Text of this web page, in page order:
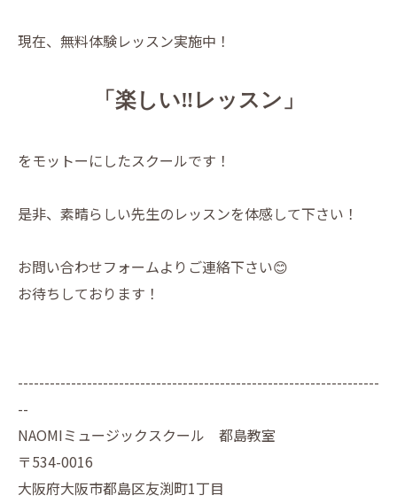
現在、無料体験レッスン実施中！
「楽しい‼️レッスン」
をモットーにしたスクールです！
是非、素晴らしい先生のレッスンを体感して下さい！
お問い合わせフォームよりご連絡下さい😊
お待ちしております！
--------------------------------------------------------------------
--
NAOMIミュージックスクール 都島教室
〒534-0016
大阪府大阪市都島区友渕町1丁目